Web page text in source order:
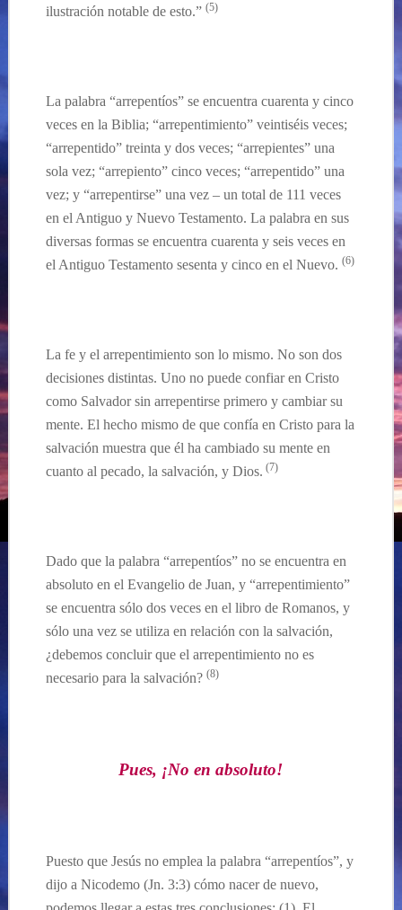
ilustración notable de esto.” (5)
La palabra “arrepentíos” se encuentra cuarenta y cinco
veces en la Biblia; “arrepentimiento” veintiséis veces;
“arrepentido” treinta y dos veces; “arrepientes” una
sola vez; “arrepiento” cinco veces; “arrepentido” una
vez; y “arrepentirse” una vez – un total de 111 veces
en el Antiguo y Nuevo Testamento. La palabra en sus
diversas formas se encuentra cuarenta y seis veces en
el Antiguo Testamento sesenta y cinco en el Nuevo. (6)
La fe y el arrepentimiento son lo mismo. No son dos
decisiones distintas. Uno no puede confiar en Cristo
como Salvador sin arrepentirse primero y cambiar su
mente. El hecho mismo de que confía en Cristo para la
salvación muestra que él ha cambiado su mente en
cuanto al pecado, la salvación, y Dios. (7)
Dado que la palabra “arrepentíos” no se encuentra en
absoluto en el Evangelio de Juan, y “arrepentimiento”
se encuentra sólo dos veces en el libro de Romanos, y
sólo una vez se utiliza en relación con la salvación,
¿debemos concluir que el arrepentimiento no es
necesario para la salvación? (8)
Pues, ¡No en absoluto!
Puesto que Jesús no emplea la palabra “arrepentíos”, y
dijo a Nicodemo (Jn. 3:3) cómo nacer de nuevo,